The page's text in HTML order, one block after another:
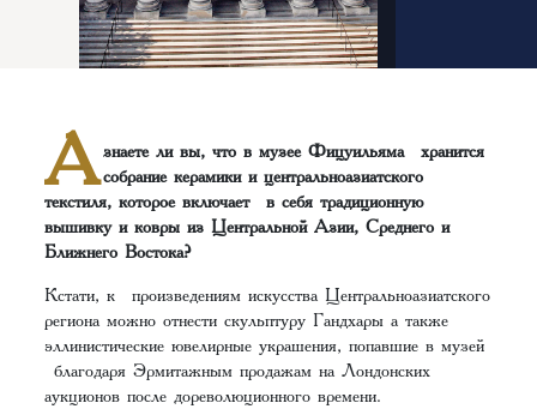
А знаете ли вы, что в музее Фицуильяма хранится
собрание керамики и центральноазиатского
текстиля, которое включает в себя традиционную
вышивку и ковры из Центральной Азии, Среднего и
Ближнего Востока?
Кстати, к произведениям искусства Центральноазиатского
региона можно отнести скульптуру Гандхары а также
эллинистические ювелирные украшения, попавшие в музей
благодаря Эрмитажным продажам на Лондонских
аукционов после дореволюционного времени.